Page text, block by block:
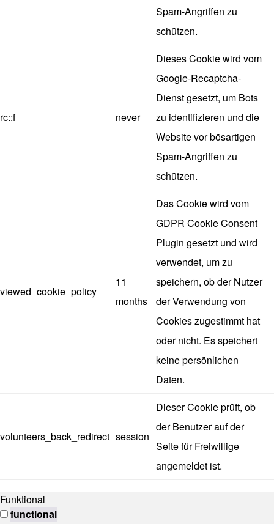
Spam-Angriffen zu
schützen.
rc::f never
Dieses Cookie wird vom
Google-Recaptcha-
Dienst gesetzt, um Bots
zu identifizieren und die
Website vor bösartigen
Spam-Angriffen zu
schützen.
viewed_cookie_policy
11
months
Das Cookie wird vom
GDPR Cookie Consent
Plugin gesetzt und wird
verwendet, um zu
speichern, ob der Nutzer
der Verwendung von
Cookies zugestimmt hat
oder nicht. Es speichert
keine persönlichen
Daten.
volunteers_back_redirect session
Dieser Cookie prüft, ob
der Benutzer auf der
Seite für Freiwillige
angemeldet ist.
Funktional
functional